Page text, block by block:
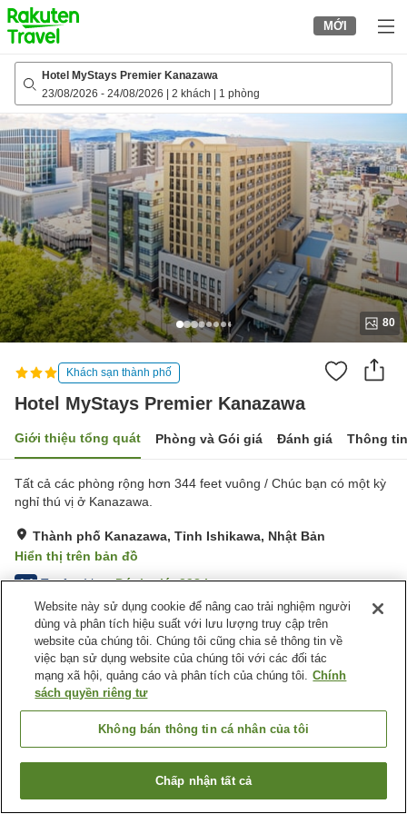
to
top
page
MỚI
Hotel MyStays Premier Kanazawa
23/08/2026 - 24/08/2026 2 khách 1 phòng
80
Khách sạn thành phố
Hotel MyStays Premier Kanazawa
Giới thiệu tổng quát Phòng và Gói giá Đánh giá Thông
Tất cả các phòng rộng hơn 344 feet vuông / Chúc bạn có một kỳ
nghỉ thú vị ở Kanazawa.
Thành phố Kanazawa, Tỉnh Ishikawa, Nhật Bản
Hiển thị trên bản đồ
4.4 Tuyệt vời Đánh giá:298lượt
Tiện nghi chỗ nghỉ
Wi-Fi
Cách nhà ga 5 phút đi bộ
Phòng tập gym
Khu hút thuốc riêng
Nhật Bản Tỉnh Ishikawa
Thành phố Kanazawa
Hotel MyStays Premier Kanazawa
Tìm phòng trống
Website này sử dụng cookie để nâng cao trải nghiệm người
dùng và phân tích hiệu suất với lưu lượng truy cập trên
website của chúng tôi. Chúng tôi cũng chia sẻ thông tin về
việc bạn sử dụng website của chúng tôi với các đối tác
mạng xã hội, quảng cáo và phân tích của chúng tôi. Chính
sách quyền riêng tư
Không bán thông tin cá nhân của tôi
Chấp nhận tất cả